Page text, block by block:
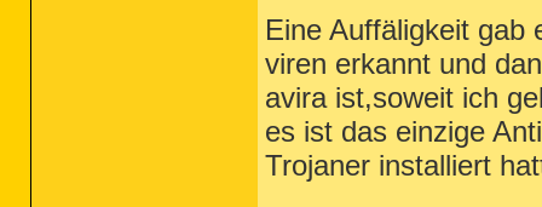
Eine Auffäligkeit gab
viren erkannt und
avira ist,soweit ich
es ist das einzige
Trojaner installiert